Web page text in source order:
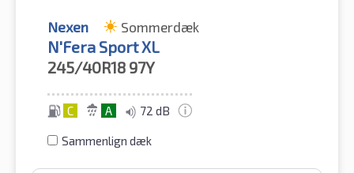
Nexen Sommerdæk
N'Fera Sport XL
245/40R18 97Y
C A 72 dB
Sammenlign dæk